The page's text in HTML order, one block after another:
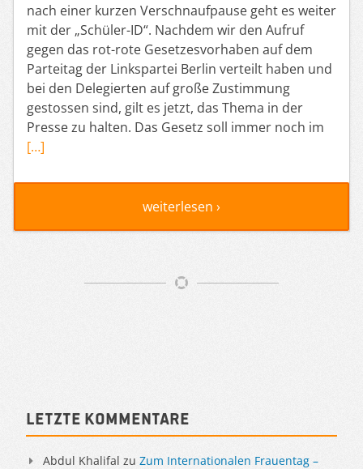
nach einer kurzen Verschnaufpause geht es weiter
mit der „Schüler-ID“. Nachdem wir den Aufruf
gegen das rot-rote Gesetzesvorhaben auf dem
Parteitag der Linkspartei Berlin verteilt haben und
bei den Delegierten auf große Zustimmung
gestossen sind, gilt es jetzt, das Thema in der
Presse zu halten. Das Gesetz soll immer noch im
[…]
weiterlesen ›
Sidebar
Letzte Kommentare
Abdul Khalifal zu Zum Internationalen Frauentag –